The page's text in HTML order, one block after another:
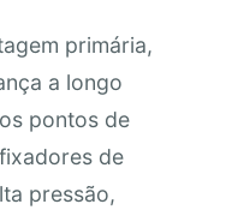
primária,
a longo
pontos de
de
pressão,